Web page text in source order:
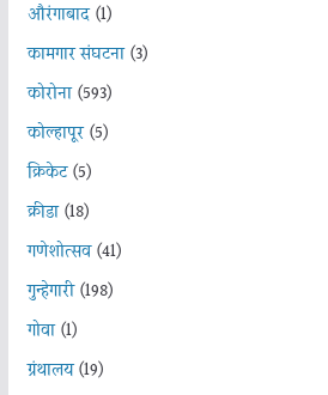
औरंगाबाद(1)
कामगार संघटना(3)
कोरोना(593)
कोल्हापूर(5)
क्रिकेट(5)
क्रीडा(18)
गणेशोत्सव(41)
गुन्हेगारी(198)
गोवा(1)
ग्रंथालय(19)